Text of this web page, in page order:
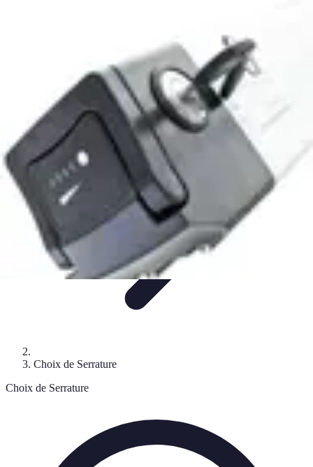
Solutions Serrurerie
Choix de Serrature
Choix de Serrature